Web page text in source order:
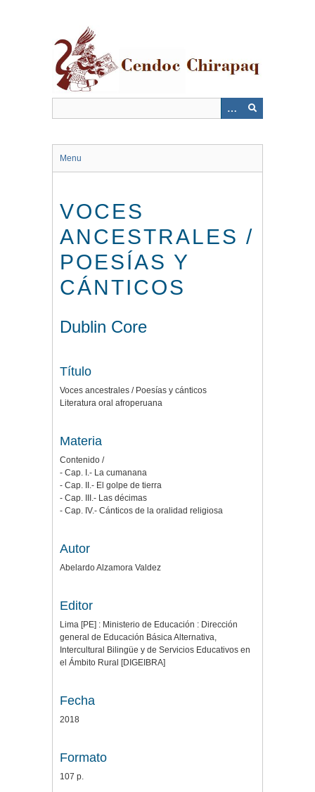
Menu
VOCES
ANCESTRALES /
POESÍAS Y
CÁNTICOS
Dublin Core
Título
Voces ancestrales / Poesías y cánticos
Literatura oral afroperuana
Materia
Contenido /
- Cap. I.- La cumanana
- Cap. II.- El golpe de tierra
- Cap. III.- Las décimas
- Cap. IV.- Cánticos de la oralidad religiosa
Autor
Abelardo Alzamora Valdez
Editor
Lima [PE] : Ministerio de Educación : Dirección
general de Educación Básica Alternativa,
Intercultural Bilingüe y de Servicios Educativos en
el Ámbito Rural [DIGEIBRA]
Fecha
2018
Formato
107 p.